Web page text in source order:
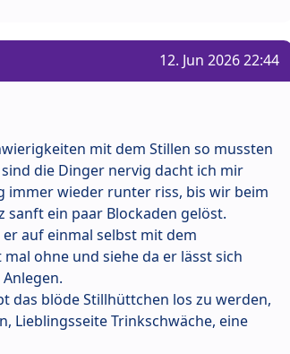
12. Jun 2026 22:44
mit dem Stillen so mussten
die Dinger nervig dacht ich mir
immer wieder runter riss, bis wir beim
ein paar Blockaden gelöst.
auf einmal selbst mit dem
ohne und siehe da er lässt sich
das blöde Stillhüttchen los zu werden,
Lieblingsseite Trinkschwäche, eine